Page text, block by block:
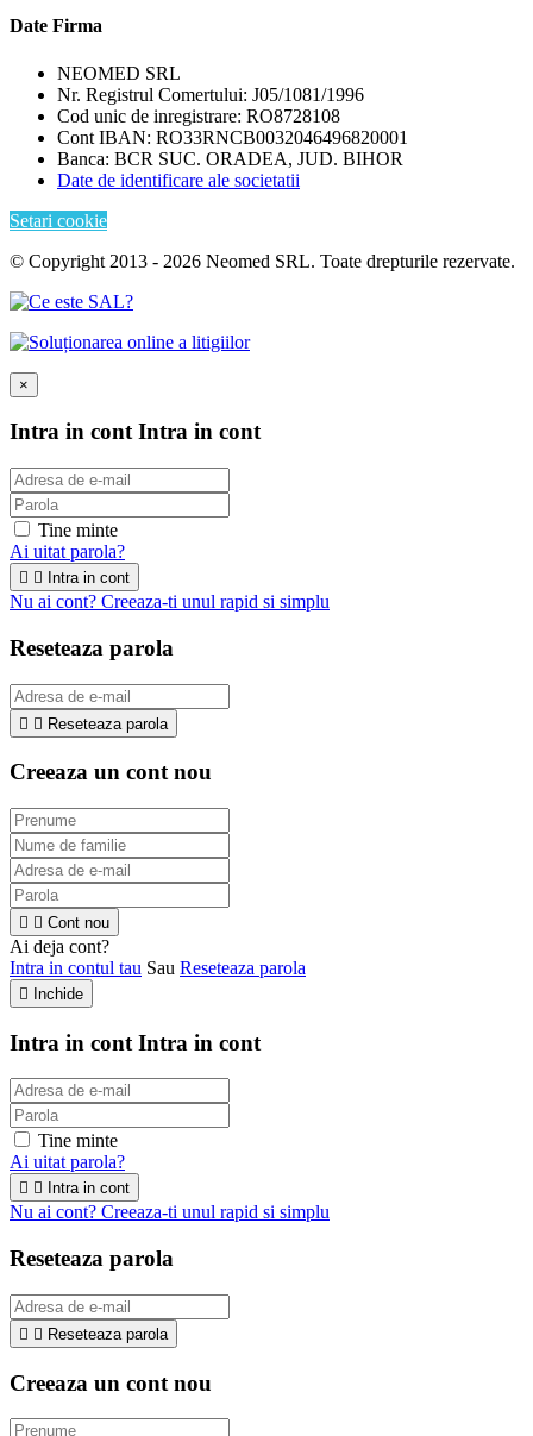
Date Firma
NEOMED SRL
Nr. Registrul Comertului: J05/1081/1996
Cod unic de inregistrare: RO8728108
Cont IBAN: RO33RNCB0032046496820001
Banca: BCR SUC. ORADEA, JUD. BIHOR
Date de identificare ale societatii
Setari cookie
© Copyright 2013 - 2026 Neomed SRL. Toate drepturile rezervate.
×
Intra in contIntra in cont
Tine minte
Ai uitat parola?
  Intra in cont
Nu ai cont? Creeaza-ti unul rapid si simplu
Reseteaza parola
  Reseteaza parola
Creeaza un cont nou
  Cont nou
Ai deja cont?
Intra in contul tau Sau Reseteaza parola
 Inchide
Intra in cont Intra in cont
Tine minte
Ai uitat parola?
  Intra in cont
Nu ai cont? Creeaza-ti unul rapid si simplu
Reseteaza parola
  Reseteaza parola
Creeaza un cont nou